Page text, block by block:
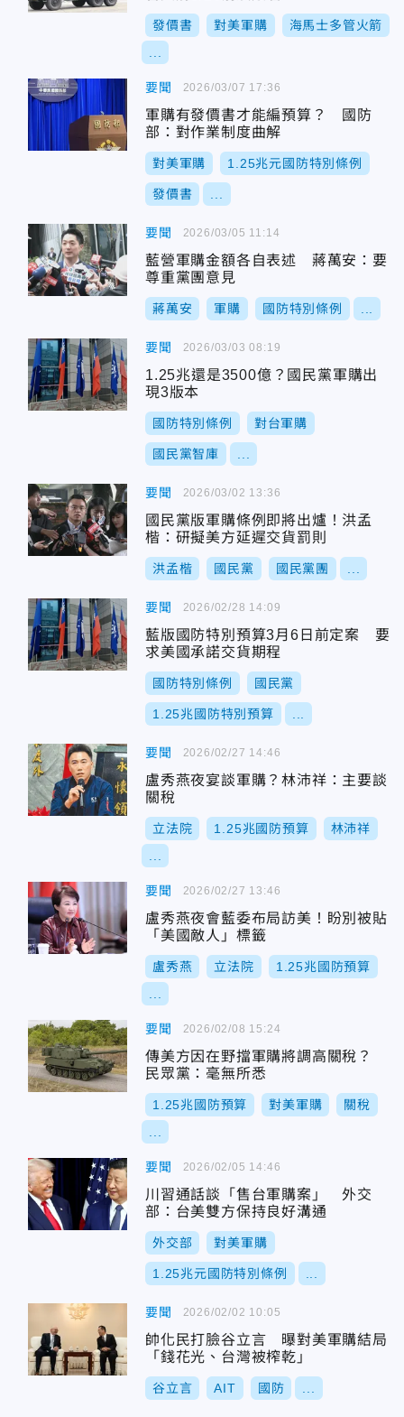
發價書 對美軍購 海馬士多管火箭
要聞
軍購有發價書才能編預算？ 國防
部：對作業制度曲解
對美軍購 1.25兆元國防特別條例
發價書
2026/03/07 17:36
要聞
藍營軍購金額各自表述 蔣萬安：要
尊重黨團意見
蔣萬安 軍購 國防特別條例
2026/03/05 11:14
要聞
1.25兆還是3500億？國民黨軍購出
現3版本
國防特別條例 對台軍購
國民黨智庫
2026/03/03 08:19
要聞
國民黨版軍購條例即將出爐！洪孟
楷：研擬美方延遲交貨罰則
洪孟楷 國民黨 國民黨團
2026/03/02 13:36
要聞
藍版國防特別預算3月6日前定案 要
求美國承諾交貨期程
國防特別條例 國民黨
1.25兆國防特別預算
2026/02/28 14:09
要聞
盧秀燕夜宴談軍購？林沛祥：主要談
關稅
立法院 1.25兆國防預算 林沛祥
2026/02/27 14:46
要聞
盧秀燕夜會藍委布局訪美！盼別被貼
「美國敵人」標籤
盧秀燕 立法院 1.25兆國防預算
2026/02/27 13:46
要聞
傳美方因在野擋軍購將調高關稅？
民眾黨：毫無所悉
1.25兆國防預算 對美軍購 關稅
2026/02/08 15:24
要聞
川習通話談「售台軍購案」 外交
部：台美雙方保持良好溝通
外交部 對美軍購
1.25兆元國防特別條例
2026/02/05 14:46
要聞
帥化民打臉谷立言 曝對美軍購結局
「錢花光、台灣被榨乾」
谷立言 AIT 國防
2026/02/02 10:05